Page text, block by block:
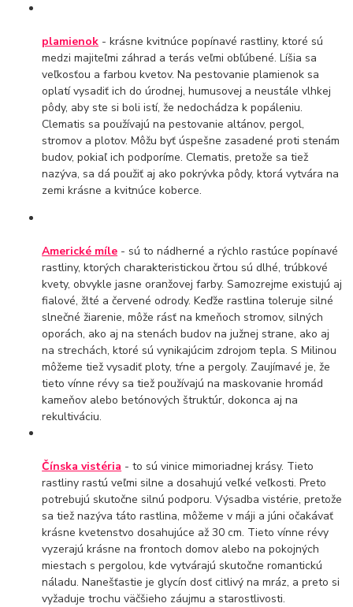
plamienok - krásne kvitnúce popínavé rastliny, ktoré sú
medzi majiteľmi záhrad a terás veľmi obľúbené. Líšia sa
veľkosťou a farbou kvetov. Na pestovanie plamienok sa
oplatí vysadiť ich do úrodnej, humusovej a neustále vlhkej
pôdy, aby ste si boli istí, že nedochádza k popáleniu.
Clematis sa používajú na pestovanie altánov, pergol,
stromov a plotov. Môžu byť úspešne zasadené proti stenám
budov, pokiaľ ich podporíme. Clematis, pretože sa tiež
nazýva, sa dá použiť aj ako pokrývka pôdy, ktorá vytvára na
zemi krásne a kvitnúce koberce.
Americké míle - sú to nádherné a rýchlo rastúce popínavé
rastliny, ktorých charakteristickou črtou sú dlhé, trúbkové
kvety, obvykle jasne oranžovej farby. Samozrejme existujú aj
fialové, žlté a červené odrody. Keďže rastlina toleruje silné
slnečné žiarenie, môže rásť na kmeňoch stromov, silných
oporách, ako aj na stenách budov na južnej strane, ako aj
na strechách, ktoré sú vynikajúcim zdrojom tepla. S Milinou
môžeme tiež vysadiť ploty, tŕne a pergoly. Zaujímavé je, že
tieto vínne révy sa tiež používajú na maskovanie hromád
kameňov alebo betónových štruktúr, dokonca aj na
rekultiváciu.
Čínska vistéria - to sú vinice mimoriadnej krásy. Tieto
rastliny rastú veľmi silne a dosahujú veľké veľkosti. Preto
potrebujú skutočne silnú podporu. Výsadba vistérie, pretože
sa tiež nazýva táto rastlina, môžeme v máji a júni očakávať
krásne kvetenstvo dosahujúce až 30 cm. Tieto vínne révy
vyzerajú krásne na frontoch domov alebo na pokojných
miestach s pergolou, kde vytvárajú skutočne romantickú
náladu. Nanešťastie je glycín dosť citlivý na mráz, a preto si
vyžaduje trochu väčšieho záujmu a starostlivosti.